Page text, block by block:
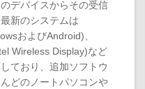
デバイスからその受信
新のシステムは
およびAndroid)、
Wireless Display)など
ており、追加ソフトウ
どのノートパソコンや